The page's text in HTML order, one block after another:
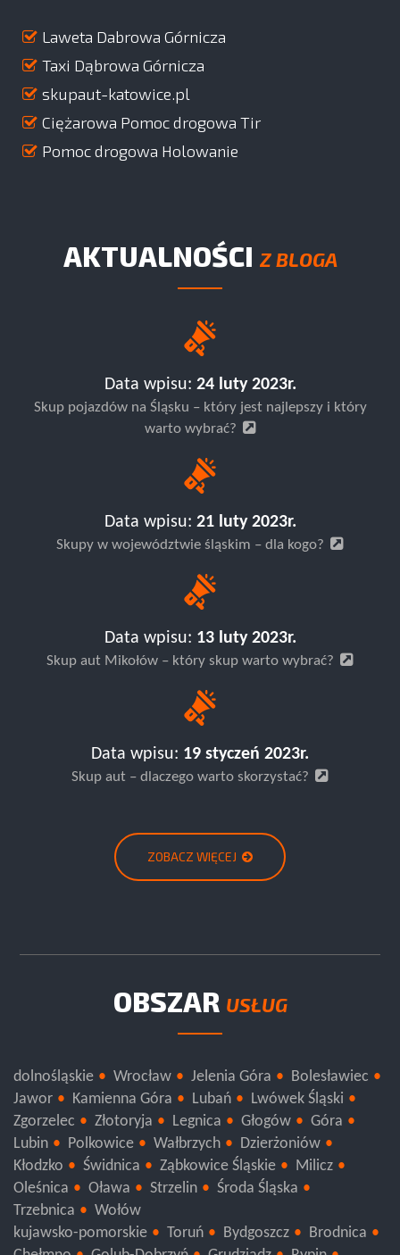
Laweta Dabrowa Górnicza
Taxi Dąbrowa Górnicza
skupaut-katowice.pl
Ciężarowa Pomoc drogowa Tir
Pomoc drogowa Holowanie
AKTUALNOŚCI Z BLOGA
Data wpisu: 24 luty 2023r.
Skup pojazdów na Śląsku – który jest najlepszy i który
warto wybrać?
Data wpisu: 21 luty 2023r.
Skupy w województwie śląskim – dla kogo?
Data wpisu: 13 luty 2023r.
Skup aut Mikołów – który skup warto wybrać?
Data wpisu: 19 styczeń 2023r.
Skup aut – dlaczego warto skorzystać?
ZOBACZ WIĘCEJ
OBSZAR USŁUG
dolnośląskie Wrocław Jelenia Góra
Bolesławiec
Jawor
Kamienna Góra Lubań
Lwówek Śląski
Zgorzelec
Złotoryja Legnica Głogów
Góra
Lubin
Polkowice Wałbrzych
Dzierżoniów
Kłodzko
Świdnica Ząbkowice Śląskie
Milicz
Oleśnica
Oława Strzelin
Środa Śląska
Trzebnica
Wołów
kujawsko-pomorskie
Toruń Bydgoszcz
Brodnica